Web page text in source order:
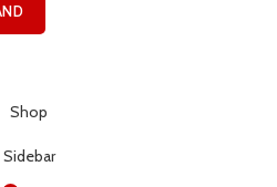
Shop
Sidebar